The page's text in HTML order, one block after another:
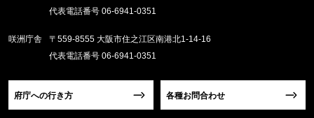
代表電話番号 06-6941-0351
咲洲庁舎
〒559-8555 大阪市住之江区南港北1-14-16
代表電話番号 06-6941-0351
府庁への行き方 各種お問合わせ